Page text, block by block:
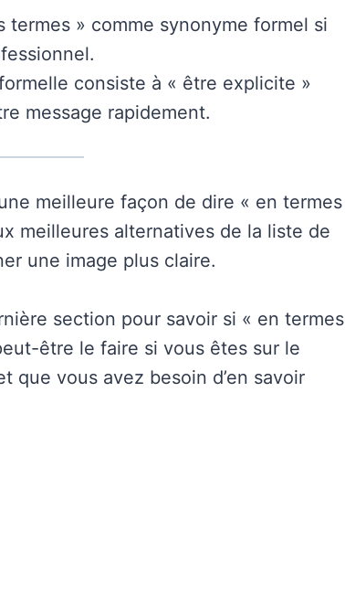
termes » comme synonyme formel si
consiste à « être explicite »
message rapidement.
meilleure façon de dire « en termes
meilleures alternatives de la liste de
une image plus claire.
section pour savoir si « en termes
être le faire si vous êtes sur le
que vous avez besoin d’en savoir